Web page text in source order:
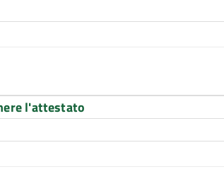
l'attestato